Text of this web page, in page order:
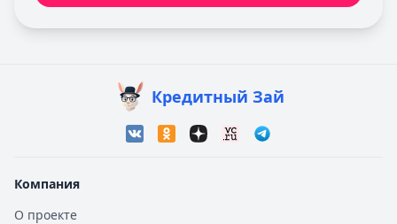
Кредитный Зай
Компания
О проекте